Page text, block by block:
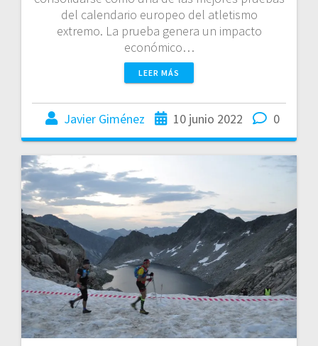
del calendario europeo del atletismo
extremo. La prueba genera un impacto
económico…
LEER MÁS
Javier Giménez 10 junio 2022 0